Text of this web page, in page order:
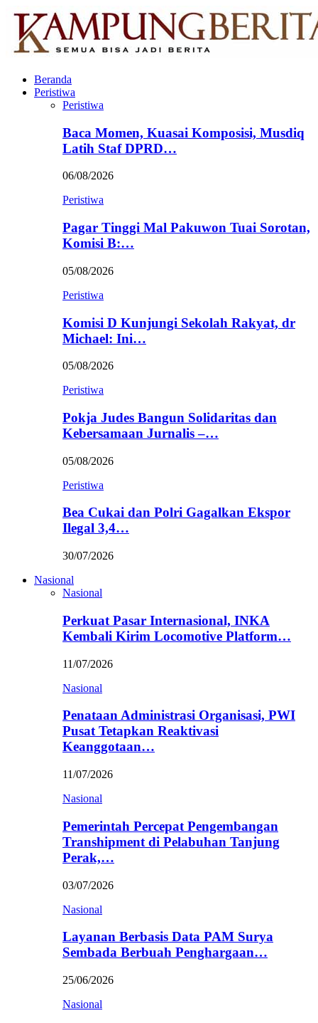
Beranda
Peristiwa
Peristiwa
Baca Momen, Kuasai Komposisi, Musdiq
Latih Staf DPRD…
06/08/2026
Peristiwa
Pagar Tinggi Mal Pakuwon Tuai Sorotan,
Komisi B:…
05/08/2026
Peristiwa
Komisi D Kunjungi Sekolah Rakyat, dr
Michael: Ini…
05/08/2026
Peristiwa
Pokja Judes Bangun Solidaritas dan
Kebersamaan Jurnalis –…
05/08/2026
Peristiwa
Bea Cukai dan Polri Gagalkan Ekspor
Ilegal 3,4…
30/07/2026
Nasional
Nasional
Perkuat Pasar Internasional, INKA
Kembali Kirim Locomotive Platform…
11/07/2026
Nasional
Penataan Administrasi Organisasi, PWI
Pusat Tetapkan Reaktivasi
Keanggotaan…
11/07/2026
Nasional
Pemerintah Percepat Pengembangan
Transhipment di Pelabuhan Tanjung
Perak,…
03/07/2026
Nasional
Layanan Berbasis Data PAM Surya
Sembada Berbuah Penghargaan…
25/06/2026
Nasional